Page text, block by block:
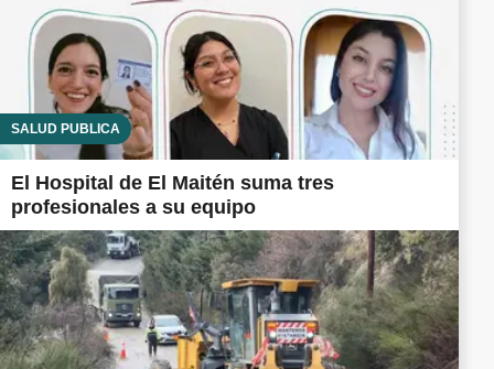
SALUD PÚBLICA
El Hospital de El Maitén suma tres
profesionales a su equipo